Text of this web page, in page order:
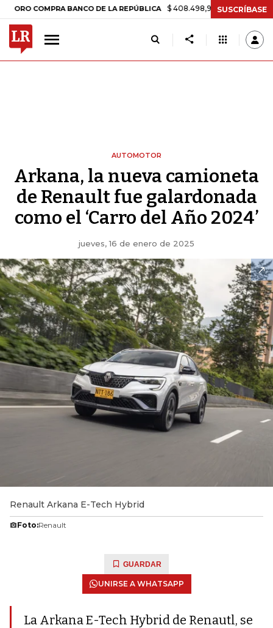
BANCO DE LA REPÚBLICA $ 408.498,97 +$ 8.753,81 +2,19%
SUSCRÍBASE
AUTOMOTOR
Arkana, la nueva camioneta
de Renault fue galardonada
como el ‘Carro del Año 2024’
jueves, 16 de enero de 2025
Renault Arkana E-Tech Hybrid
Foto:Renault
GUARDAR
UNIRSE A WHATSAPP
La Arkana E-Tech Hybrid de Renautl, se